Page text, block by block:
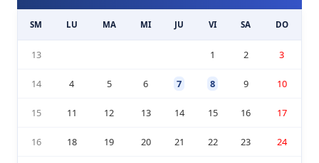
SM LU MA MI JU VI SA DO
13 1 2 3
14 4 5 6 7 8 9 10
15 11 12 13 14 15 16 17
16 18 19 20 21 22 23 24